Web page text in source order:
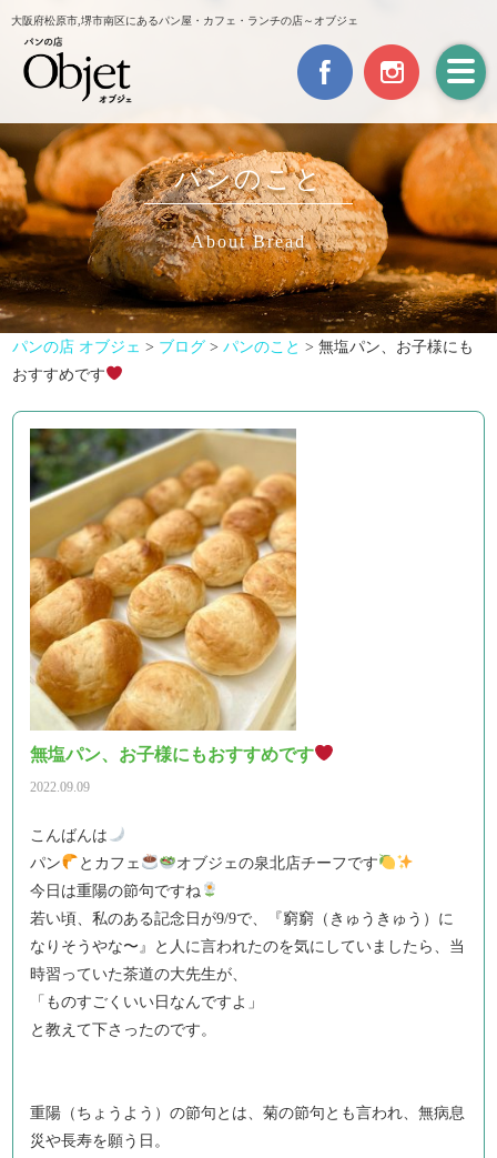
大阪府松原市,堺市南区にあるパン屋・カフェ・ランチの店～オブジェ
パンのこと
About Bread
パンの店 オブジェ > ブログ >パンのこと >無塩パン、お子様にも
おすすめです
無塩パン、お子様にもおすすめです
2022.09.09
こんばんは
パン
とカフェ
オブジェの泉北店チーフです
今日は重陽の節句ですね
若い頃、私のある記念日が9/9で、『窮窮（きゅうきゅう）に
なりそうやな〜』と人に言われたのを気にしていましたら、当
時習っていた茶道の大先生が、
「ものすごくいい日なんですよ」
と教えて下さったのです。
重陽（ちょうよう）の節句とは、菊の節句とも言われ、無病息
災や長寿を願う日。